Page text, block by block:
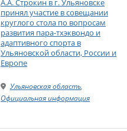
А.А. Строкин в г. Ульяновске
принял участие в совещании
круглого стола по вопросам
развития пара-тхэквондо и
адаптивного спорта в
Ульяновской области, России и
Европе
Ульяновская область,
Официальная информация